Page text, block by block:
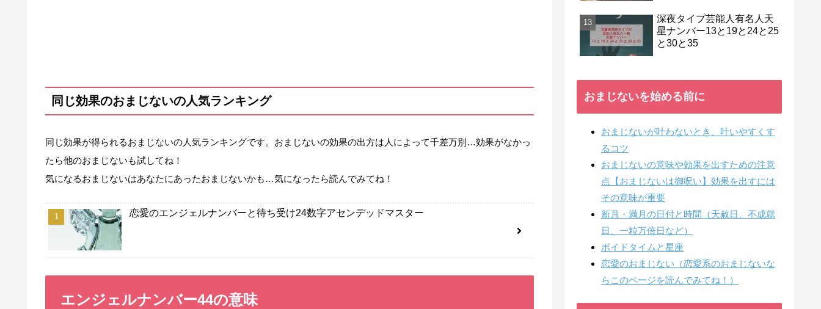
同じ効果のおまじないの人気ランキング
同じ効果が得られるおまじないの人気ランキングです。おまじないの効果の出方は人によって千差万別…効果がなかっ
たら他のおまじないも試してね！
気になるおまじないはあなたにあったおまじないかも…気になったら読んでみてね！
恋愛のエンジェルナンバーと待ち受け24数字アセンデッドマスター
エンジェルナンバー44の意味
深夜タイプ芸能人有名人天
星ナンバー13と19と24と25
と30と35
おまじないを始める前に
おまじないが叶わないとき、叶いやすくす
るコツ
おまじないの意味や効果を出すための注意
点【おまじないは御呪い】効果を出すには
その意味が重要
新月・満月の日付と時間（天赦日、不成就
日、一粒万倍日など）
ボイドタイムと星座
恋愛のおまじない（恋愛系のおまじないな
らこのページを読んでみてね！）